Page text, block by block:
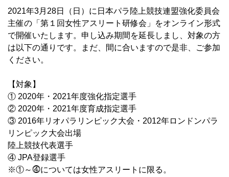
2021年3月28日（日）に日本パラ陸上競技連盟強化委員会
主催の「第１回女性アスリート研修会」をオンライン形式
で開催いたします。申し込み期間を延長しまし、対象の方
は以下の通りです。まだ、間に合いますので是非、ご参加
ください。
【対象】
① 2020年・2021年度強化指定選手
② 2020年・2021年度育成指定選手
③ 2016年リオパラリンピック大会・2012年ロンドンパラ
リンピック大会出場
陸上競技代表選手
④ JPA登録選手
※①～⓸については女性アスリートに限る。